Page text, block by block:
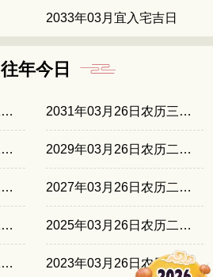
2033年03月宜入宅吉日
往年今日
2032年03月26日农历二月十五 2031年03月26日农历三月初四
2030年03月26日农历二月廿三 2029年03月26日农历二月十二
2028年03月26日农历三月初一 2027年03月26日农历二月十九
2026年03月26日农历二月初八 2025年03月26日农历二月廿七
2024年03月26日农历二月十七 2023年03月26日农历闰二月初五